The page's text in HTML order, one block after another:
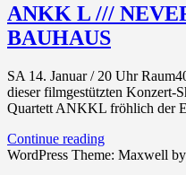
ANKK L ///
BAUHAUS
SA 14. Januar / 20 Uhr
dieser filmgestützten Konzert-
Quartett ANKKL fröhlich der
Continue reading
WordPress Theme: Maxwell by